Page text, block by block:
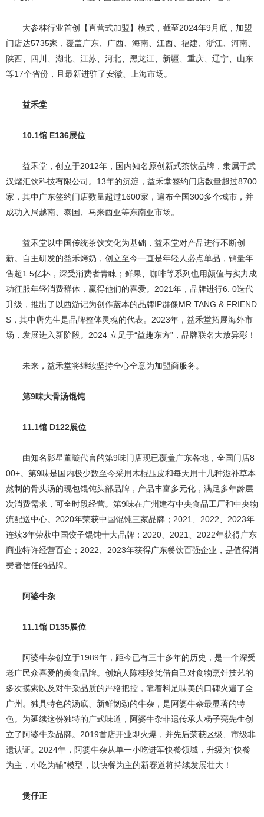
大参林行业首创【直营式加盟】模式，截至2024年9月底，加盟
门店达5735家，覆盖广东、广西、海南、江西、福建、浙江、河南、
陕西、四川、湖北、江苏、河北、黑龙江、新疆、重庆、辽宁、山东
等17个省份，且最新进驻了安徽、上海市场。
益禾堂
10.1馆 E136展位
益禾堂，创立于2012年，国内知名原创新式茶饮品牌，隶属于武
汉熠汇饮科技有限公司。13年的沉淀，益禾堂签约门店数量超过8700
家，其中广东签约门店数量超过1600家，遍布全国300多个城市，并
成功入局越南、泰国、马来西亚等东南亚市场。
益禾堂以中国传统茶饮文化为基础，益禾堂对产品进行不断创
新。自主研发的益禾烤奶，创立至今一直是年轻人必点单品，销量年
售超1.5亿杯，深受消费者青睐；鲜果、咖啡等系列也用颜值与实力成
功征服年轻消费群体，赢得他们的喜爱。2021年，品牌进行6. 0迭代
升级，推出了以西游记为创作蓝本的品牌IP群像MR.TANG & FRIEND
S，其中唐先生是品牌整体灵魂的代表。2023年，益禾堂拓展海外市
场，发展进入新阶段。2024 立足于“益趣东方”，品牌联名大放异彩！
未来，益禾堂将继续坚持全心全意为加盟商服务。
第9味大骨汤馄饨
11.1馆 D122展位
由知名影星董璇代言的第9味门店现已覆盖广东各地，全国门店8
00+。第9味是国内极少数至今采用木棍压皮和每天用十几种滋补草本
熬制的骨头汤的现包馄饨头部品牌，产品丰富多元化，满足多年龄层
次消费需求，可全时段经营。第9味在广州建有中央食品工厂和中央物
流配送中心。2020年荣获中国馄饨三家品牌；2021、2022、2023年
连续3年荣获中国饺子馄饨十大品牌；2020、2021、2022年获得广东
商业特许经营百企；2022、2023年获得广东餐饮百强企业，是值得消
费者信任的品牌。
阿婆牛杂
11.1馆 D135展位
阿婆牛杂创立于1989年，距今已有三十多年的历史，是一个深受
老广民众喜爱的美食品牌。创始人陈桂珍凭借自己对食物烹饪技艺的
多次摸索以及对牛杂品质的严格把控，靠着料足味美的口碑火遍了全
广州。独具特色的汤底、新鲜韧劲的牛杂，是阿婆牛杂最显著的特
色。为延续这份独特的广式味道，阿婆牛杂非遗传承人杨子亮先生创
立了阿婆牛杂品牌。2019首店开业即火爆，并先后荣获区级、市级非
遗认证。2024年，阿婆牛杂从单一小吃进军快餐领域，升级为“快餐
为主，小吃为辅”模型，以快餐为主的新赛道将持续发展壮大！
煲仔正